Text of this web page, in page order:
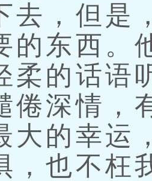
去，但是
的东西。
柔的话语
倦深情，
大的幸运
，也不枉